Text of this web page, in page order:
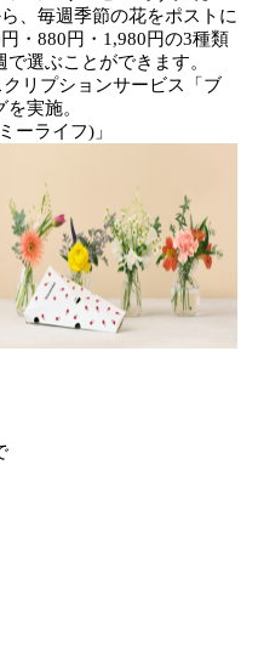
、毎週季節の花をポストに
・880円・1,980円の3種類
選ぶことができます。
リプションサービス「ブ
実施。
ーライフ)」